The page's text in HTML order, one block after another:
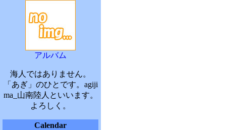
アルバム
海人ではありません。
「あぎ」のひとです。agiji
ma_山南陸人といいます。
よろしく。
Calendar